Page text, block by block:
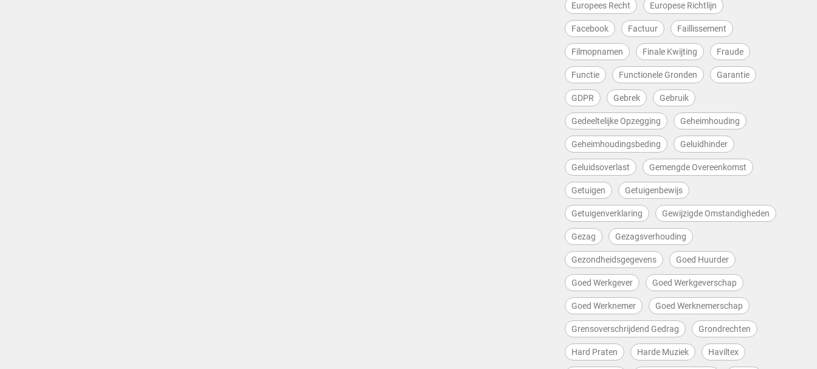
Europees Recht Europese Richtlijn
Facebook Factuur Faillissement
Filmopnamen Finale Kwijting Fraude
Functie Functionele Gronden Garantie
GDPR Gebrek Gebruik
Gedeeltelijke Opzegging Geheimhouding
Geheimhoudingsbeding Geluidhinder
Geluidsoverlast Gemengde Overeenkomst
Getuigen Getuigenbewijs
Getuigenverklaring Gewijzigde Omstandigheden
Gezag Gezagsverhouding
Gezondheidsgegevens Goed Huurder
Goed Werkgever Goed Werkgeverschap
Goed Werknemer Goed Werknemerschap
Grensoverschrijdend Gedrag Grondrechten
Hard Praten Harde Muziek Haviltex